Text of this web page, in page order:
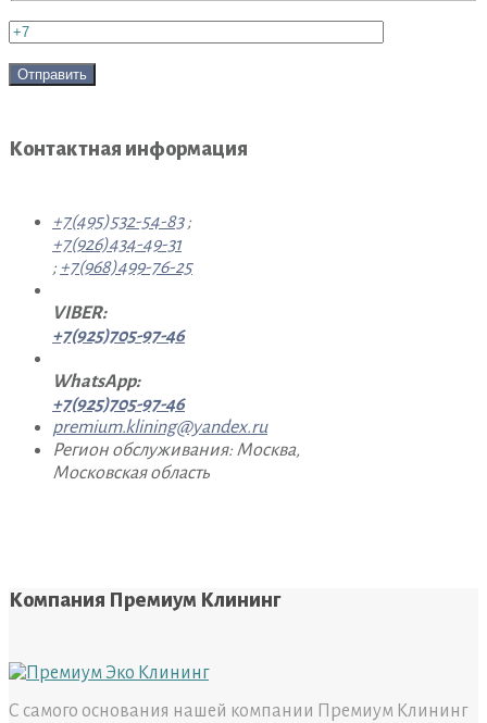
Контактная информация
+7(495)532-54-83 ;
+7(926)434-49-31
; +7(968)499-76-25
VIBER:
+7(925)705-97-46
WhatsApp:
+7(925)705-97-46
premium.klining@yandex.ru
Регион обслуживания: Москва,
Московская область
Компания Премиум Клининг
С самого основания нашей компании Премиум Клининг